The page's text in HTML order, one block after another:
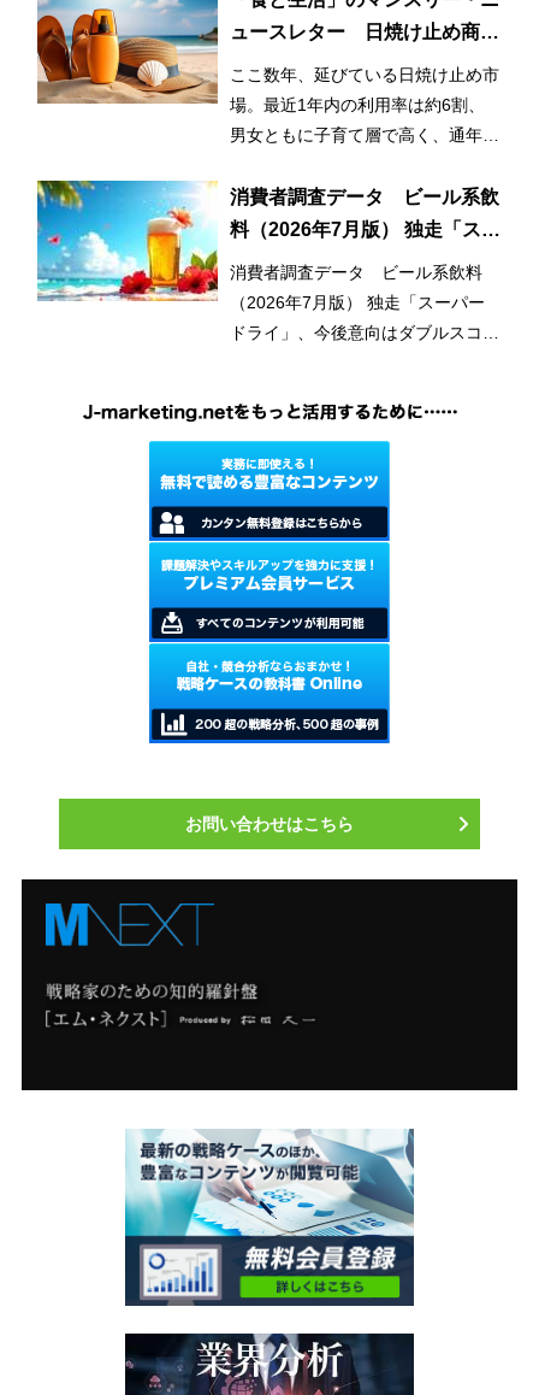
ュースレター 日焼け止め商品
の利用率が3割増！ 日常的かつ
早期化・長期化する日焼け止め
市場
ここ数年、延びている日焼け止め市
場。最近1年内の利用率は約6割、
男女ともに子育て層で高く、通年利
とつの要因となっている。
消費者調査データ ビール系飲
料（2026年7月版） 独走「スー
パードライ」、今後意向はダブ
ルスコアに
消費者調査データ ビール系飲料
（2026年7月版） 独走「スーパー
ドライ」、今後意向はダブルスコア
お問い合わせはこちら